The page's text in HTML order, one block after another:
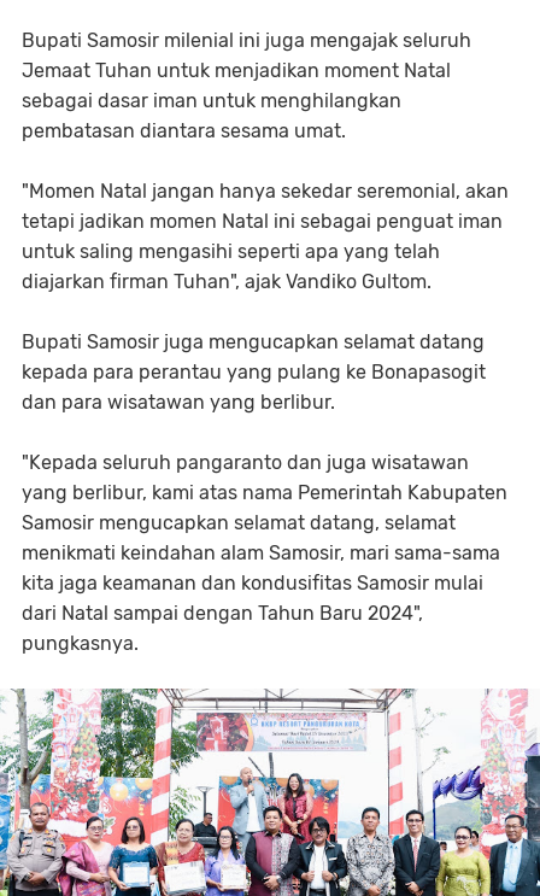
Bupati Samosir milenial ini juga mengajak seluruh
Jemaat Tuhan untuk menjadikan moment Natal
sebagai dasar iman untuk menghilangkan
pembatasan diantara sesama umat.
"Momen Natal jangan hanya sekedar seremonial, akan
tetapi jadikan momen Natal ini sebagai penguat iman
untuk saling mengasihi seperti apa yang telah
diajarkan firman Tuhan", ajak Vandiko Gultom.
Bupati Samosir juga mengucapkan selamat datang
kepada para perantau yang pulang ke Bonapasogit
dan para wisatawan yang berlibur.
"Kepada seluruh pangaranto dan juga wisatawan
yang berlibur, kami atas nama Pemerintah Kabupaten
Samosir mengucapkan selamat datang, selamat
menikmati keindahan alam Samosir, mari sama-sama
kita jaga keamanan dan kondusifitas Samosir mulai
dari Natal sampai dengan Tahun Baru 2024",
pungkasnya.